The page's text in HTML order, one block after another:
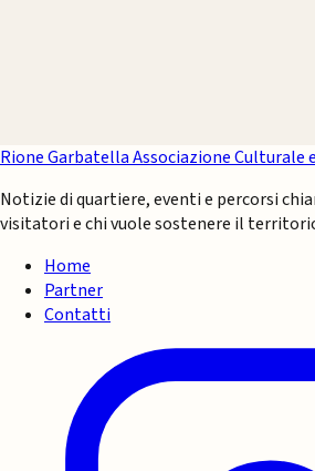
Rione GarbatellaAssociazione Culturale
Notizie di quartiere, eventi e percorsi
visitatori e chi vuole sostenere il
Home
Partner
Contatti